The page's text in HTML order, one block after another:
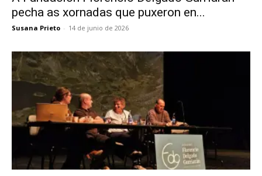
pecha as xornadas que puxeron en...
Susana Prieto - 14 de junio de 2026